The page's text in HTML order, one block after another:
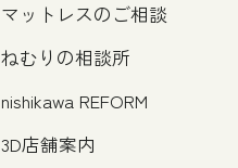
マットレスのご相談
ねむりの相談所
nishikawa REFORM
3D店舗案内